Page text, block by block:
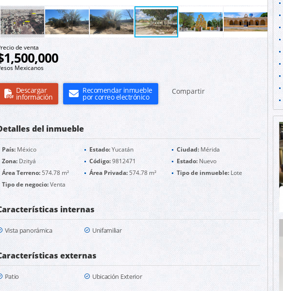
de venta
Mexicanos
Descargar
información
Recomendar inmueble
por correo electrónico
Compartir
del inmueble
País:México Estado:Yucatán Ciudad:Mérida
Zona:Dzityá Código:9812471 Estado:Nuevo
Área Terreno:574.78 m² Área Privada:574.78 m² Tipo de inmueble: Lote
Tipo de negocio:Venta
internas
Vista panorámica Unifamiliar
externas
Patio Ubicación Exterior